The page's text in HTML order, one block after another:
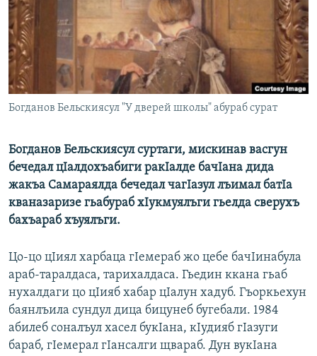
РАСПИСАНИЕ ВЕЩАНИЯ
ПОДПИШИТЕСЬ НА РАССЫЛКУ
СОЦИАЛЬНЫЕ СЕТИ
Все сайты РСЕ/РС
Богданов Бельскиясул "У дверей школы" абураб сурат
Богданов Бельскиясул суртаги, мискинав васгун
бечедал цIалдохъабиги ракIалде бачIана дида
жакъа Самараялда бечедал чагIазул лъимал батIа
кваназаризе гьабураб хIукмуялъги гьелда сверухъ
бахъараб хъуялъги.
Цо-цо цIиял харбаца гIемераб жо цебе бачIинабула
араб-таралдаса, тарихалдаса. Гьедин ккана гьаб
нухалдаги цо цIияб хабар цIалун хадуб. Гъоркьехун
баянлъила сундул дица бицунеб бугебали. 1984
абилеб соналъул хасел букIана, кIудияб гIазуги
бараб, гIемерал гIансалги щвараб. Дун вукIана